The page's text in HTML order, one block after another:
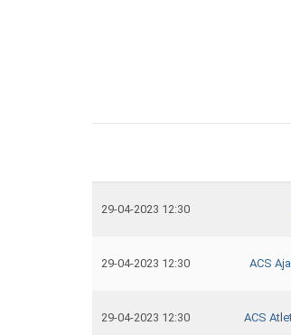
29-04-2023 12:30
29-04-2023 12:30 ACS
29-04-2023 12:30 ACS